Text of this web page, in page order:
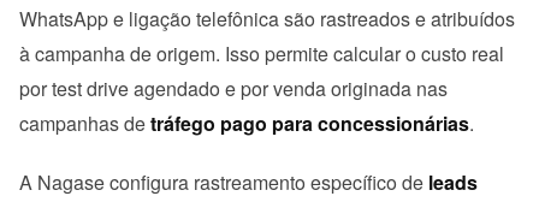
WhatsApp e ligação telefônica são rastreados e atribuídos
à campanha de origem. Isso permite calcular o custo real
por test drive agendado e por venda originada nas
campanhas detráfego pago para concessionárias.
A Nagase configura rastreamento específico de leads